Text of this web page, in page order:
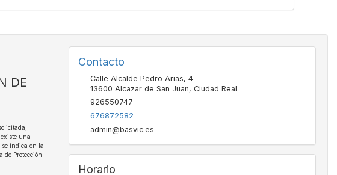
DE
una
se indica en la
de Protección
Contacto
Calle Alcalde Pedro Arias, 4
13600 Alcazar de San Juan, Ciudad Real
926550747
676872582
admin@basvic.es
Horario